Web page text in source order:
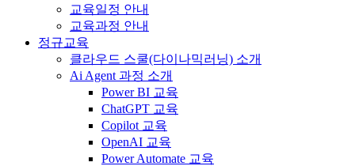
교육일정 안내
교육과정 안내
정규교육
클라우드 스쿨(다이나믹러닝) 소개
Ai Agent 과정 소개
Power BI 교육
ChatGPT 교육
Copilot 교육
OpenAI 교육
Power Automate 교육